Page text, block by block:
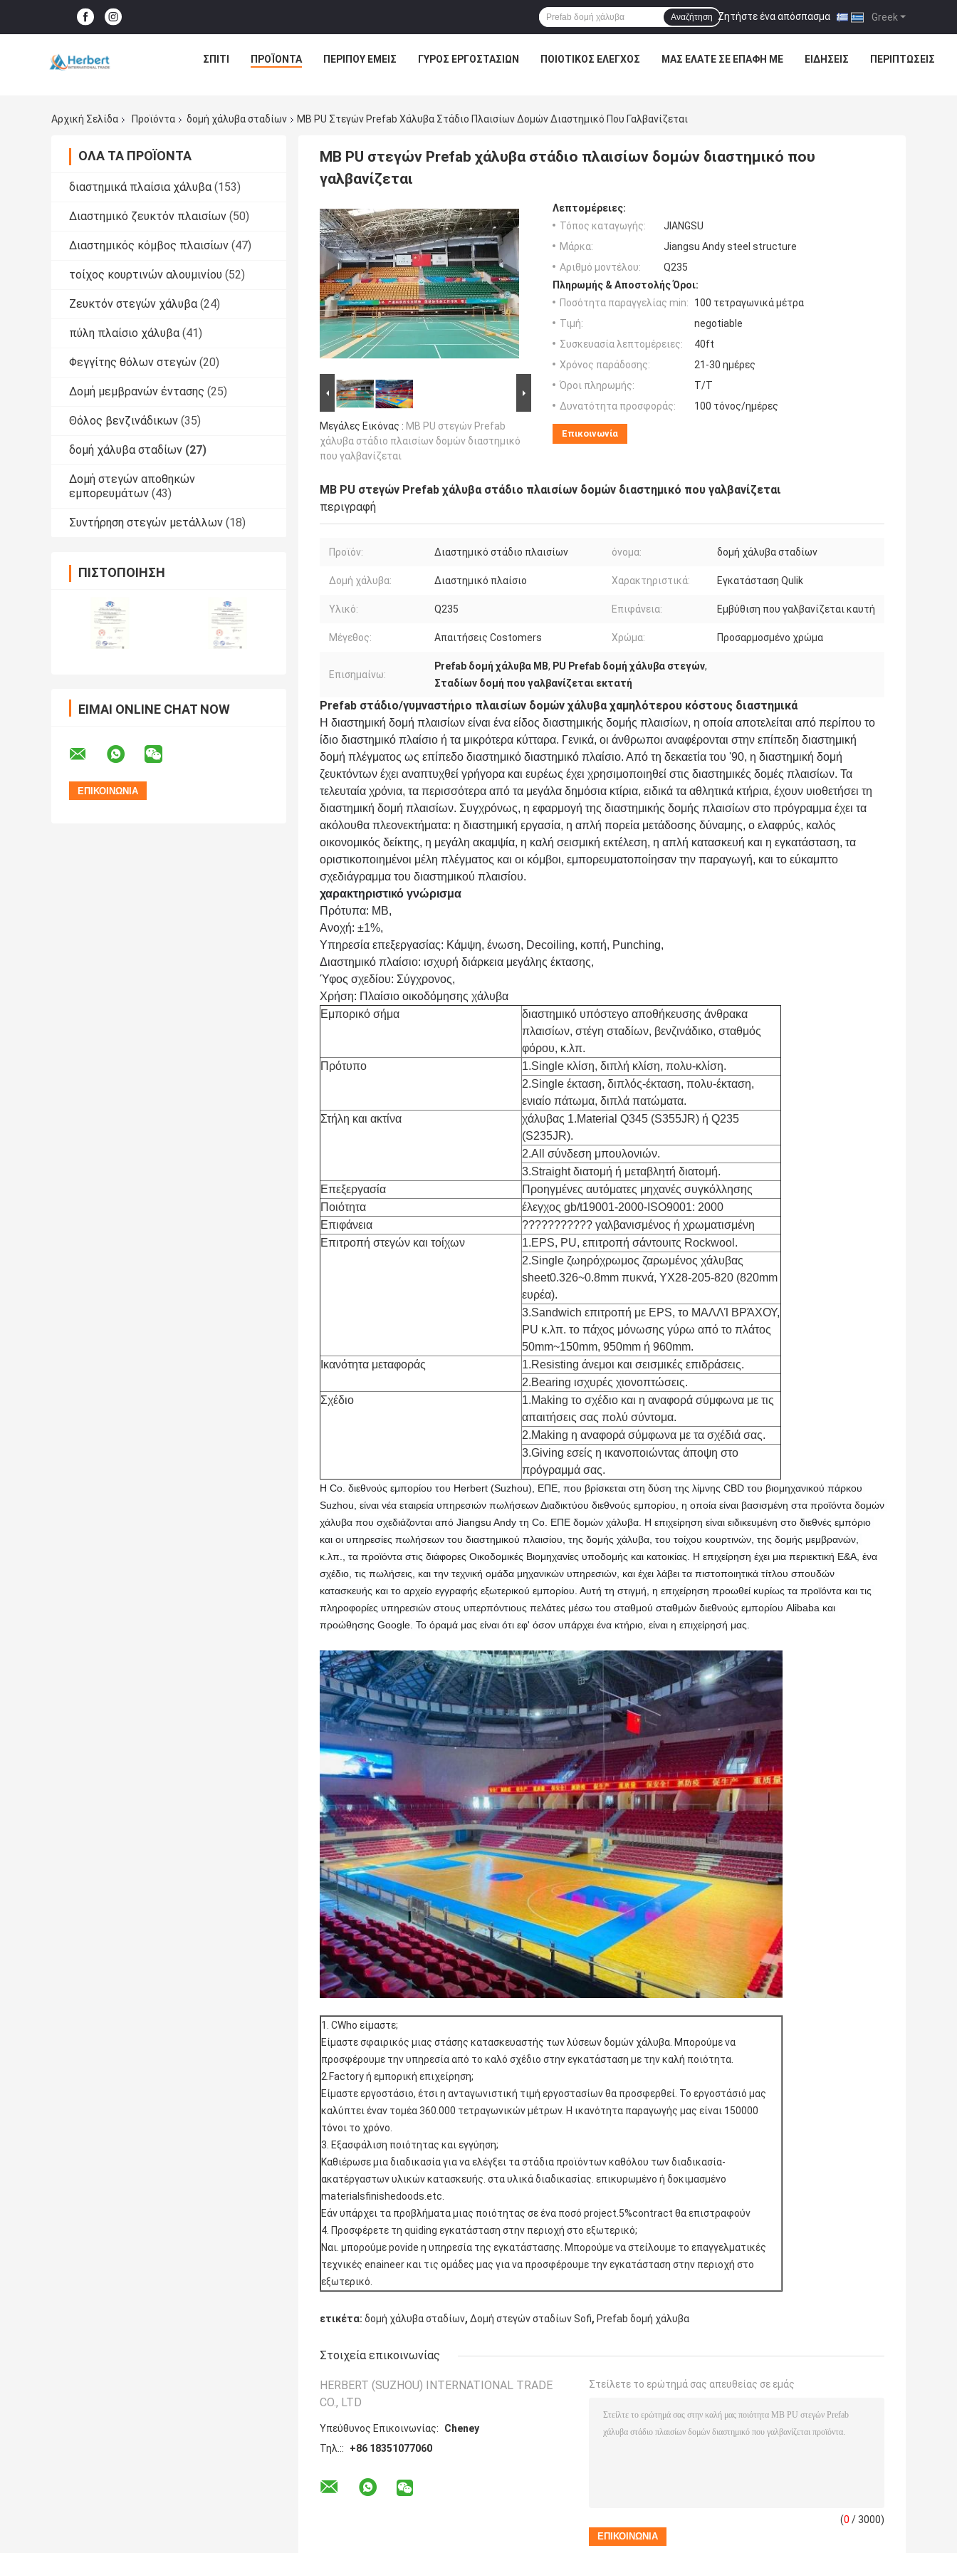
Greek
Ζητήστε ένα απόσπασμα |
Αναζήτηση
ΣΠΊΤΙ ΠΡΟΪΌΝΤΑ ΠΕΡΊΠΟΥ ΕΜΕΊΣ ΓΎΡΟΣ ΕΡΓΟΣΤΑΣΊΩΝ ΠΟΙΟΤΙΚΌΣ ΈΛΕΓΧΟΣ ΜΑΣ ΕΛΆΤΕ ΣΕ ΕΠΑΦΉ ΜΕ ΕΙΔΉΣΕΙΣ ΠΕΡΙΠΤΏΣΕΙΣ
Αρχική Σελίδα Προϊόντα δομή χάλυβα σταδίων ΜΒ PU Στεγών Prefab Χάλυβα Στάδιο Πλαισίων Δομών Διαστημικό Που Γαλβανίζεται
ΌΛΑ ΤΑ ΠΡΟΪΌΝΤΑ
διαστημικά πλαίσια χάλυβα (153)
Διαστημικό ζευκτόν πλαισίων (50)
Διαστημικός κόμβος πλαισίων (47)
τοίχος κουρτινών αλουμινίου (52)
Ζευκτόν στεγών χάλυβα (24)
πύλη πλαίσιο χάλυβα (41)
Φεγγίτης θόλων στεγών (20)
Δομή μεμβρανών έντασης (25)
Θόλος βενζινάδικων (35)
δομή χάλυβα σταδίων (27)
Δομή στεγών αποθηκών
εμπορευμάτων (43)
Συντήρηση στεγών μετάλλων (18)
ΠΙΣΤΟΠΟΊΗΣΗ
ΕΊΜΑΙ ONLINE CHAT NOW
ΜΒ PU στεγών Prefab χάλυβα στάδιο πλαισίων δομών διαστημικό που
γαλβανίζεται
Μεγάλες Εικόνας : ΜΒ PU στεγών Prefab
χάλυβα στάδιο πλαισίων δομών διαστημικό
που γαλβανίζεται
Λεπτομέρειες:
Τόπος καταγωγής:
JIANGSU
Μάρκα:
Jiangsu Andy steel structure
Αριθμό μοντέλου:
Q235
Πληρωμής & Αποστολής Όροι:
Ποσότητα παραγγελίας min:
100 τετραγωνικά μέτρα
Τιμή:
negotiable
Συσκευασία λεπτομέρειες:
40ft
Χρόνος παράδοσης:
21-30 ημέρες
Όροι πληρωμής:
T/T
Δυνατότητα προσφοράς:
100 τόνος/ημέρες
Επικοινωνία
ΜΒ PU στεγών Prefab χάλυβα στάδιο πλαισίων δομών διαστημικό που γαλβανίζεται
περιγραφή
Προϊόν: Διαστημικό στάδιο πλαισίων όνομα: δομή χάλυβα σταδίων
Δομή χάλυβα: Διαστημικό πλαίσιο Χαρακτηριστικά: Εγκατάσταση Qulik
Υλικό: Q235 Επιφάνεια: Εμβύθιση που γαλβανίζεται καυτή
Μέγεθος: Απαιτήσεις Costomers Χρώμα: Προσαρμοσμένο χρώμα
Επισημαίνω:
Prefab δομή χάλυβα ΜΒ, PU Prefab δομή χάλυβα στεγών,
Σταδίων δομή που γαλβανίζεται εκτατή
Prefab στάδιο/γυμναστήριο πλαισίων δομών χάλυβα χαμηλότερου κόστους διαστημικά
Η διαστημική δομή πλαισίων είναι ένα είδος διαστημικής δομής πλαισίων, η οποία αποτελείται από περίπου το
ίδιο διαστημικό πλαίσιο ή τα μικρότερα κύτταρα. Γενικά, οι άνθρωποι αναφέρονται στην επίπεδη διαστημική
δομή πλέγματος ως επίπεδο διαστημικό διαστημικό πλαίσιο. Από τη δεκαετία του '90, η διαστημική δομή
ζευκτόντων έχει αναπτυχθεί γρήγορα και ευρέως έχει χρησιμοποιηθεί στις διαστημικές δομές πλαισίων. Τα
τελευταία χρόνια, τα περισσότερα από τα μεγάλα δημόσια κτίρια, ειδικά τα αθλητικά κτήρια, έχουν υιοθετήσει τη
διαστημική δομή πλαισίων. Συγχρόνως, η εφαρμογή της διαστημικής δομής πλαισίων στο πρόγραμμα έχει τα
ακόλουθα πλεονεκτήματα: η διαστημική εργασία, η απλή πορεία μετάδοσης δύναμης, ο ελαφρύς, καλός
οικονομικός δείκτης, η μεγάλη ακαμψία, η καλή σεισμική εκτέλεση, η απλή κατασκευή και η εγκατάσταση, τα
οριστικοποιημένοι μέλη πλέγματος και οι κόμβοι, εμπορευματοποίησαν την παραγωγή, και το εύκαμπτο
σχεδιάγραμμα του διαστημικού πλαισίου.
χαρακτηριστικό γνώρισμα
Πρότυπα: ΜΒ,
Ανοχή: ±1%,
Υπηρεσία επεξεργασίας: Κάμψη, ένωση, Decoiling, κοπή, Punching,
Διαστημικό πλαίσιο: ισχυρή διάρκεια μεγάλης έκτασης,
Ύφος σχεδίου: Σύγχρονος,
Χρήση: Πλαίσιο οικοδόμησης χάλυβα
Εμπορικό σήμα
διαστημικό υπόστεγο αποθήκευσης άνθρακα
πλαισίων, στέγη σταδίων, βενζινάδικο, σταθμός
φόρου, κ.λπ.
Πρότυπο
1.Single κλίση, διπλή κλίση, πολυ-κλίση.
2.Single έκταση, διπλός-έκταση, πολυ-έκταση,
ενιαίο πάτωμα, διπλά πατώματα.
Στήλη και ακτίνα
χάλυβας 1.Material Q345 (S355JR) ή Q235
(S235JR).
2.All σύνδεση μπουλονιών.
3.Straight διατομή ή μεταβλητή διατομή.
Επεξεργασία
Προηγμένες αυτόματες μηχανές συγκόλλησης
Ποιότητα
έλεγχος gb/t19001-2000-ISO9001: 2000
Επιφάνεια
??????????? γαλβανισμένος ή χρωματισμένη
Επιτροπή στεγών και τοίχων
1.EPS, PU, επιτροπή σάντουιτς Rockwool.
2.Single ζωηρόχρωμος ζαρωμένος χάλυβας
sheet0.326~0.8mm πυκνά, YX28-205-820 (820mm
ευρέα).
3.Sandwich επιτροπή με EPS, το ΜΑΛΛΊ ΒΡΆΧΟΥ,
PU κ.λπ. το πάχος μόνωσης γύρω από το πλάτος
50mm~150mm, 950mm ή 960mm.
Ικανότητα μεταφοράς
1.Resisting άνεμοι και σεισμικές επιδράσεις.
2.Bearing ισχυρές χιονοπτώσεις.
Σχέδιο
1.Making το σχέδιο και η αναφορά σύμφωνα με τις
απαιτήσεις σας πολύ σύντομα.
2.Making η αναφορά σύμφωνα με τα σχέδιά σας.
3.Giving εσείς η ικανοποιώντας άποψη στο
πρόγραμμά σας.
Η Co. διεθνούς εμπορίου του Herbert (Suzhou), ΕΠΕ, που βρίσκεται στη δύση της λίμνης CBD του βιομηχανικού πάρκου
Suzhou, είναι νέα εταιρεία υπηρεσιών πωλήσεων Διαδικτύου διεθνούς εμπορίου, η οποία είναι βασισμένη στα προϊόντα δομών
χάλυβα που σχεδιάζονται από Jiangsu Andy τη Co. ΕΠΕ δομών χάλυβα. Η επιχείρηση είναι ειδικευμένη στο διεθνές εμπόριο
και οι υπηρεσίες πωλήσεων του διαστημικού πλαισίου, της δομής χάλυβα, του τοίχου κουρτινών, της δομής μεμβρανών,
κ.λπ., τα προϊόντα στις διάφορες Οικοδομικές Βιομηχανίες υποδομής και κατοικίας. Η επιχείρηση έχει μια περιεκτική Ε&Α, ένα
σχέδιο, τις πωλήσεις, και την τεχνική ομάδα μηχανικών υπηρεσιών, και έχει λάβει τα πιστοποιητικά τίτλου σπουδών
κατασκευής και το αρχείο εγγραφής εξωτερικού εμπορίου. Αυτή τη στιγμή, η επιχείρηση προωθεί κυρίως τα προϊόντα και τις
πληροφορίες υπηρεσιών στους υπερπόντιους πελάτες μέσω του σταθμού σταθμών διεθνούς εμπορίου Alibaba και
προώθησης Google. Το όραμά μας είναι ότι εφ' όσον υπάρχει ένα κτήριο, είναι η επιχείρησή μας.
1. CWho είμαστε;
Είμαστε σφαιρικός μιας στάσης κατασκευαστής των λύσεων δομών χάλυβα. Μπορούμε να
προσφέρουμε την υπηρεσία από το καλό σχέδιο στην εγκατάσταση με την καλή ποιότητα.
2.Factory ή εμπορική επιχείρηση;
Είμαστε εργοστάσιο, έτσι η ανταγωνιστική τιμή εργοστασίων θα προσφερθεί. Το εργοστάσιό μας
καλύπτει έναν τομέα 360.000 τετραγωνικών μέτρων. Η ικανότητα παραγωγής μας είναι 150000
τόνοι το χρόνο.
3. Εξασφάλιση ποιότητας και εγγύηση;
Καθιέρωσε μια διαδικασία για να ελέγξει τα στάδια προϊόντων καθόλου των διαδικασία-
ακατέργαστων υλικών κατασκευής. στα υλικά διαδικασίας. επικυρωμένο ή δοκιμασμένο
materialsfinishedoods.etc.
Εάν υπάρχει τα προβλήματα μιας ποιότητας σε ένα ποσό project.5%contract θα επιστραφούν
4. Προσφέρετε τη quiding εγκατάσταση στην περιοχή στο εξωτερικό;
Ναι. μπορούμε povide η υπηρεσία της εγκατάστασης. Μπορούμε να στείλουμε το επαγγελματικές
τεχνικές enaineer και τις ομάδες μας για να προσφέρουμε την εγκατάσταση στην περιοχή στο
εξωτερικό.
ετικέτα: δομή χάλυβα σταδίων, Δομή στεγών σταδίων Sofi, Prefab δομή χάλυβα
Στοιχεία επικοινωνίας
HERBERT (SUZHOU) INTERNATIONAL TRADE
CO., LTD
Υπεύθυνος Επικοινωνίας:
Cheney
Τηλ.::
+86 18351077060
Στείλετε το ερώτημά σας απευθείας σε εμάς
(0 / 3000)